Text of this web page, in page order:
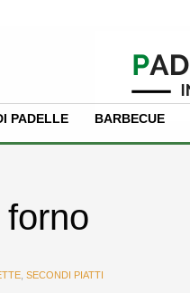
PADELLE BARBECUE
SECONDI PIATTI